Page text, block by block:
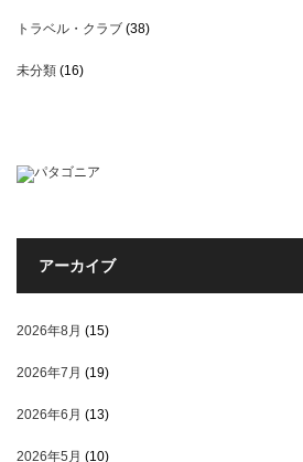
トラベル・クラブ (38)
未分類 (16)
アーカイブ
2026年8月 (15)
2026年7月 (19)
2026年6月 (13)
2026年5月 (10)